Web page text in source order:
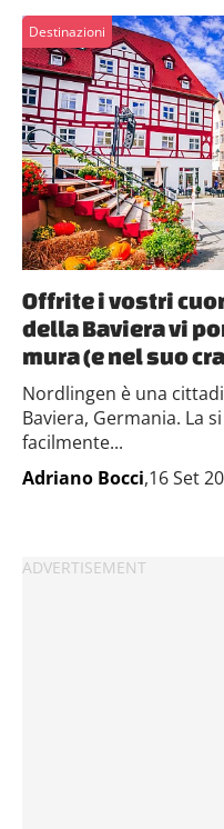
Destinazioni
Offrite i vostri
della Baviera vi
mura (e nel suo
Nordlingen è una
Baviera, Germania. La
facilmente...
Adriano Bocci,16 Set